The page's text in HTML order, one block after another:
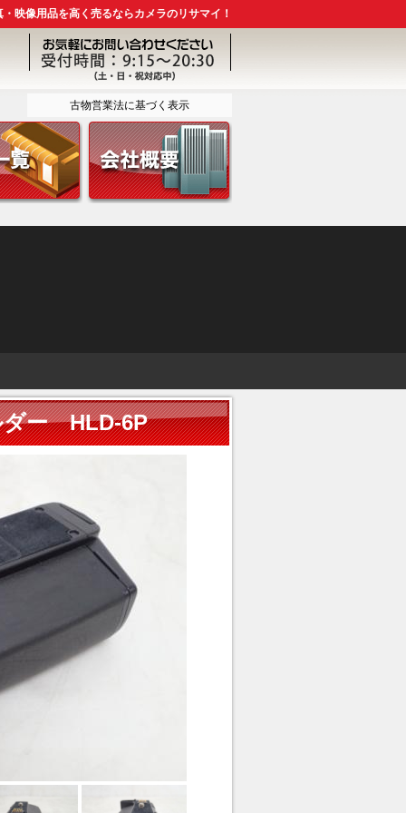
映像用品を高く売るならカメラのリサマイ！
古物営業法に基づく表示
ー HLD-6P